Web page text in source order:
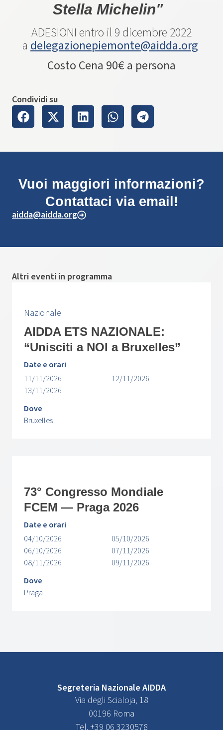
Stella Michelin"
ADESIONI entro il 9 dicembre 2022
a delegazionepiemonte@aidda.org
Costo Cena 90€ a persona
Condividi su
Vuoi maggiori informazioni?
Contattaci via email!
aidda@aidda.org
Altri eventi in programma
Nazionale
AIDDA ETS NAZIONALE:
“Unisciti a NOI a Bruxelles”
Date e orari
11/11/2026
12/11/2026
13/11/2026
Dove
Bruxelles
73° Congresso Mondiale
FCEM — Praga 2026
Date e orari
04/10/2026
05/10/2026
06/10/2026
07/11/2026
08/11/2026
09/11/2026
Dove
Praga
Segreteria Nazionale AIDDA
Via degli Scialoja, 18
00196 Roma
Tel. +39 06 3230578